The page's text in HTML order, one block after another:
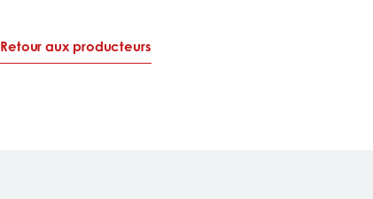
Retour aux producteurs